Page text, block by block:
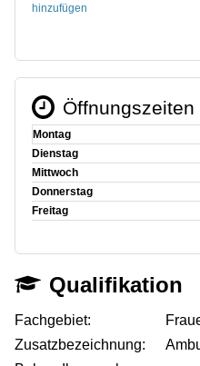
hinzufügen
Öffnungszeiten
Montag
Dienstag
Mittwoch
Donnerstag
Freitag
Qualifikation
Fachgebiet:
Zusatzbezeichnung: